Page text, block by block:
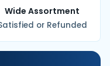
Wide Assortment
or Refunded